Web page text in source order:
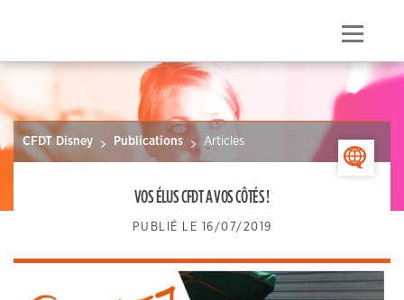
Menu
CFDT Disney Publications Articles
VOS ÉLUS CFDT A VOS CÔTÉS !
PUBLIÉ LE 16/07/2019